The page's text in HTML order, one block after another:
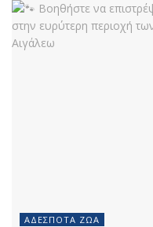
ΑΔΈΣΠΟΤΑ ΖΏΑ